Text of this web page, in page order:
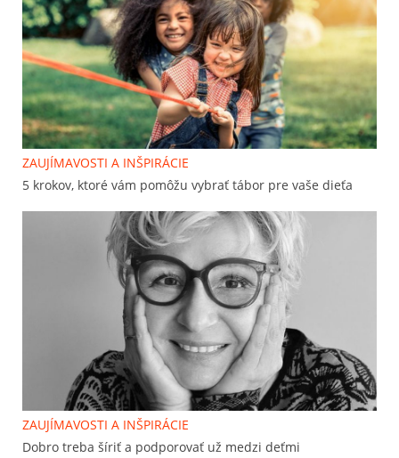
ZAUJÍMAVOSTI A INŠPIRÁCIE
5 krokov, ktoré vám pomôžu vybrať tábor pre vaše dieťa
ZAUJÍMAVOSTI A INŠPIRÁCIE
Dobro treba šíriť a podporovať už medzi deťmi